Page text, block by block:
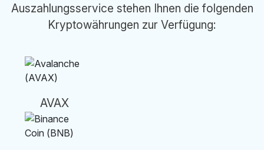
Auszahlungsservice stehen Ihnen die folgenden
Kryptowährungen zur Verfügung:
AVAX